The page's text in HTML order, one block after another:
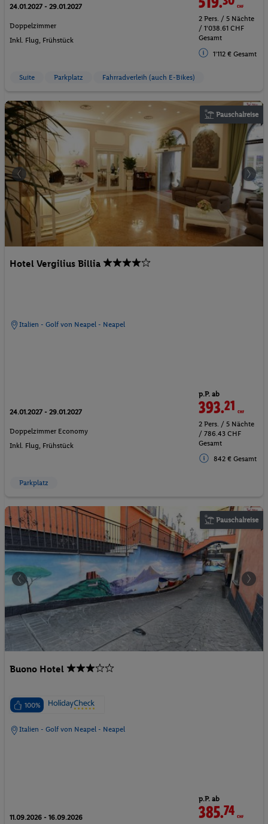
24.01.2027 - 29.01.2027
Doppelzimmer
Inkl. Flug, Frühstück
2 Pers. / 5 Nächte
/ 1'038.61 CHF
Gesamt
1'112 € Gesamt
Suite Parkplatz Fahrradverleih (auch E-Bikes)
Pauschalreise
Hotel Vergilius Billia
Italien - Golf von Neapel - Neapel
24.01.2027 - 29.01.2027
Doppelzimmer Economy
Inkl. Flug, Frühstück
p.P. ab
393.21 CHF
2 Pers. / 5 Nächte
/ 786.43 CHF
Gesamt
842 € Gesamt
Parkplatz
Pauschalreise
Buono Hotel
100%
Italien - Golf von Neapel - Neapel
11.09.2026 - 16.09.2026
p.P. ab
385.74CHF